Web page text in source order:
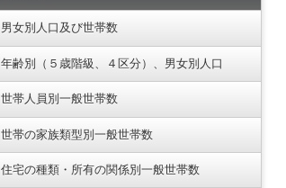
男女別人口及び世帯数
年齢別（５歳階級、４区分）、男女別人口
世帯人員別一般世帯数
世帯の家族類型別一般世帯数
住宅の種類・所有の関係別一般世帯数